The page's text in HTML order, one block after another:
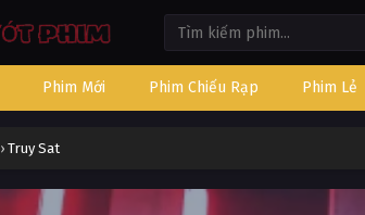
Phim Mới Phim Chiếu Rạp Phim Lẻ
› Truy Sat